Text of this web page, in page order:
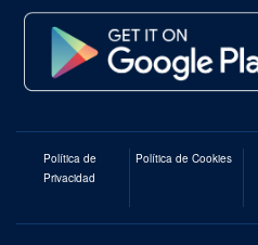
Política de
Privacidad
Política de Cookies